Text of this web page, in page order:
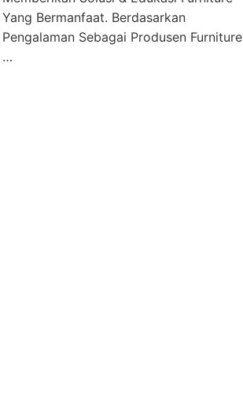
Yang Bermanfaat. Berdasarkan
Pengalaman Sebagai Produsen Furniture
…